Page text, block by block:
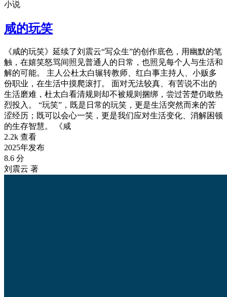
小说
咸的玩笑
《咸的玩笑》延续了刘震云“写众生”的创作底色，用幽默的笔
触，在嬉笑怒骂间照见普通人的日常，也照见每个人与生活和
解的可能。 主人公杜太白辗转教师、红白事主持人、小贩多
份职业，在生活中摸爬滚打。 面对无法较真、有苦说不出的
生活磨难，杜太白看清规则却不被规则捆绑，尝过苦楚仍敢热
烈投入。 “玩笑”，既是日常的玩笑，更是生活突然而来的苦
涩经历；既可以会心一笑，更是我们应对生活变化、消解困顿
的生存智慧。 《咸
2.2k 查看
2025年发布
8.6 分
刘震云 著